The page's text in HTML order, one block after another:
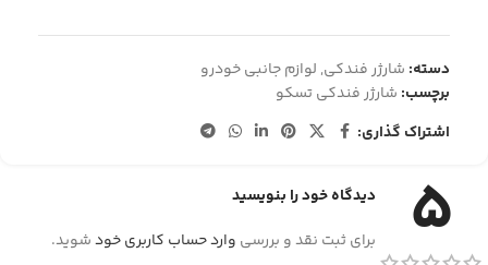
دسته: شارژر فندکی, لوازم جانبی خودرو
برچسب: شارژر فندکی تسکو
اشتراک گذاری:
5
دیدگاه خود را بنویسید
برای ثبت نقد و بررسی وارد حساب کاربری خودشوید.